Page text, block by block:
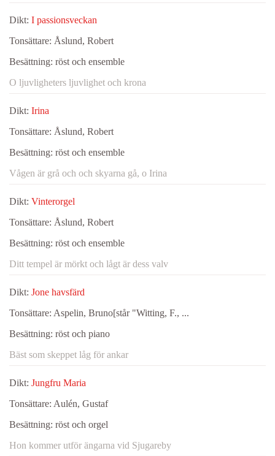
Dikt: I passionsveckan
Tonsättare: Åslund, Robert
Besättning: röst och ensemble
O ljuvligheters ljuvlighet och krona
Dikt: Irina
Tonsättare: Åslund, Robert
Besättning: röst och ensemble
Vågen är grå och och skyarna gå, o Irina
Dikt: Vinterorgel
Tonsättare: Åslund, Robert
Besättning: röst och ensemble
Ditt tempel är mörkt och lågt är dess valv
Dikt: Jone havsfärd
Tonsättare: Aspelin, Bruno[står "Witting, F., ...
Besättning: röst och piano
Bäst som skeppet låg för ankar
Dikt: Jungfru Maria
Tonsättare: Aulén, Gustaf
Besättning: röst och orgel
Hon kommer utför ängarna vid Sjugareby